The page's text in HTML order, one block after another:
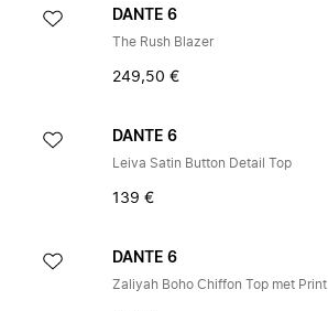
DANTE 6
The Rush Blazer
249,50 €
DANTE 6
Leiva Satin Button Detail Top
139 €
DANTE 6
Zaliyah Boho Chiffon Top met Print